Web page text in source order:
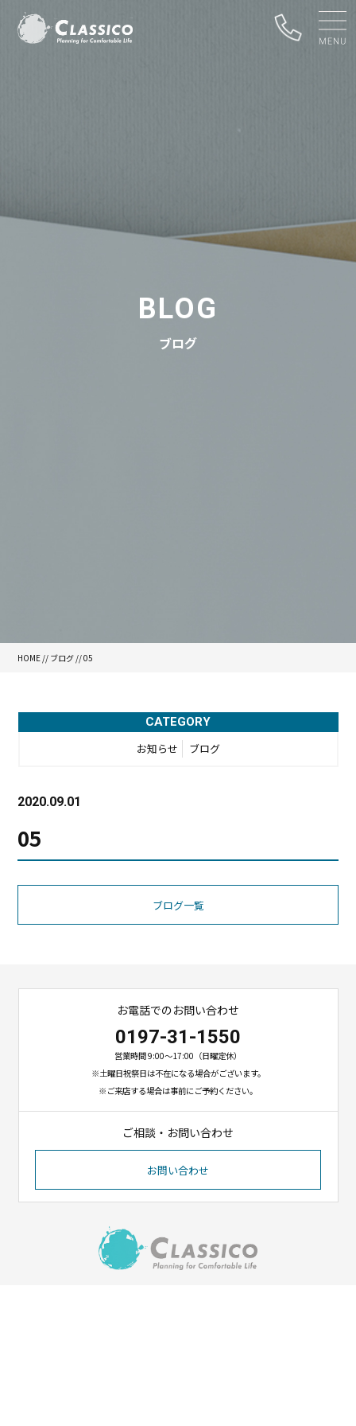
BLOG
ブログ
HOME // ブログ // 05
CATEGORY
お知らせ ブログ
2020.09.01
05
ブログ一覧
お電話でのお問い合わせ
0197-31-1550
営業時間 9:00〜17:00（日曜定休）
※土曜日祝祭日は不在になる場合がございます。
※ご来店する場合は事前にご予約ください。
ご相談・お問い合わせ
お問い合わせ